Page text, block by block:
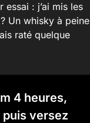
: j’ai mis les
Un whisky à peine
raté quelque
4 heures,
versez